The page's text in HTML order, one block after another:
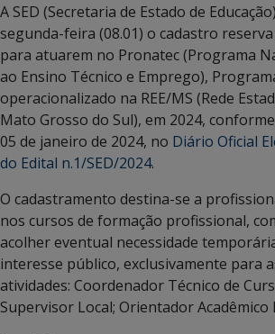
A SED (Secretaria de Estado de
segunda-feira (08.01) o cadastro
para atuarem no Pronatec (Programa
ao Ensino Técnico e Emprego),
operacionalizado na REE/MS (Rede
Mato Grosso do Sul), em 2024,
05 de janeiro de 2024, no Diário Oficial
do Edital n.1/SED/2024.
O cadastramento destina-se a
nos cursos de formação profissional,
acolher eventual necessidade
interesse público, exclusivamente para
atividades: Coordenador Técnico de
Supervisor Local; Orientador Acadêmico